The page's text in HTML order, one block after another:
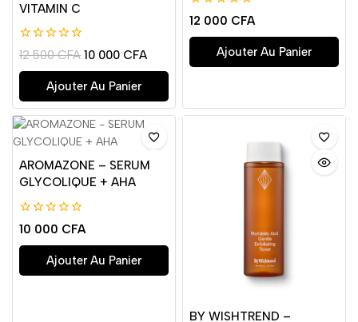
VITAMIN C
0
de
5
12 500CFA 10 000 CFA
Ajouter Au Panier
0
de
5
12 000 CFA
Ajouter Au Panier
AROMAZONE – SERUM
GLYCOLIQUE + AHA
0
de
5
10 000 CFA
Ajouter Au Panier
BY WISHTREND –